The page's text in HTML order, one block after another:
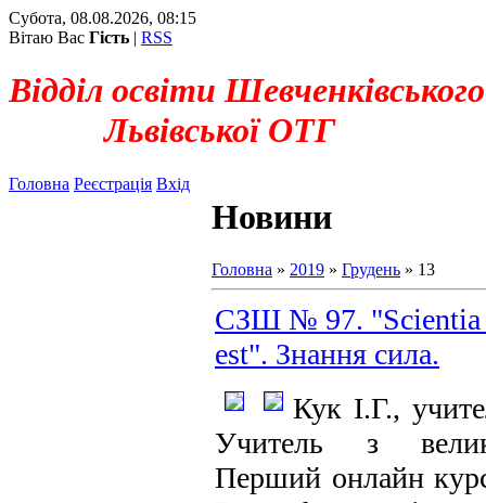
Субота, 08.08.2026, 08:15
Вітаю Вас Гість | RSS
Відділ освіти
Львівської ОТГ
Головна Реєстрація Вхід
Новини
Головна » 2019 » Грудень » 13
СЗШ № 97. "Scientia
est". Знання сила.
Кук І.Г.,
Учитель з
Перший онлайн